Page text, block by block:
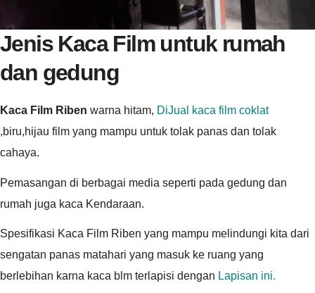
Jenis Kaca Film untuk rumah
dan gedung
Kaca Film Riben warna hitam, DiJual kaca film coklat
,biru,hijau film yang mampu untuk tolak panas dan tolak
cahaya.
Pemasangan di berbagai media seperti pada gedung dan
rumah juga kaca Kendaraan.
Spesifikasi Kaca Film Riben yang mampu melindungi kita dari
sengatan panas matahari yang masuk ke ruang yang
berlebihan karna kaca blm terlapisi dengan Lapisan ini.